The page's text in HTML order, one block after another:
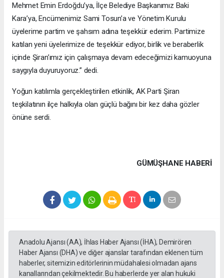
Mehmet Emin Erdoğdu’ya, İlçe Belediye Başkanımız Baki
Kara’ya, Encümenimiz Sami Tosun’a ve Yönetim Kurulu
üyelerime partim ve şahsım adına teşekkür ederim. Partimize
katılan yeni üyelerimize de teşekkür ediyor, birlik ve beraberlik
içinde Şiran’ımız için çalışmaya devam edeceğimizi kamuoyuna
saygıyla duyuruyoruz.” dedi.
Yoğun katılımla gerçekleştirilen etkinlik, AK Parti Şiran
teşkilatının ilçe halkıyla olan güçlü bağını bir kez daha gözler
önüne serdi.
GÜMÜŞHANE HABERİ
Anadolu Ajansı (AA), İhlas Haber Ajansı (İHA), Demirören
Haber Ajansı (DHA) ve diğer ajanslar tarafından eklenen tüm
haberler, sitemizin editörlerinin müdahalesi olmadan ajans
kanallarından çekilmektedir. Bu haberlerde yer alan hukuki